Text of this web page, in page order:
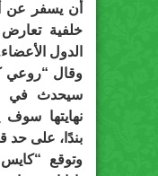
أن يسفر عن
خلفية
الدول
وقال “روعي
سيحدث في
بندًا، على حد
وتوقع